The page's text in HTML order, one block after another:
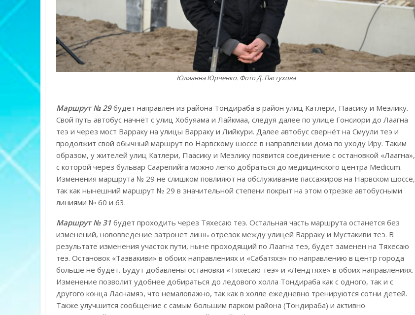
Юлианна Юрченко. Фото Д. Пастухова
Маршрут № 29будет направлен из района Тондираба в район улиц Катлери, Паасику и Меэлику.
Свой путь автобус начнёт с улиц Хобуяама и Лайкмаа, следуя далее по улице Гонсиори до Лаагна
теэ и через мост Варраку на улицы Варраку и Лийкури. Далее автобус свернёт на Смуули теэ и
продолжит свой обычный маршрут по Нарвскому шоссе в направлении дома по уходу Иру. Таким
образом, у жителей улиц Катлери, Паасику и Меэлику появится соединение с остановкой «Лаагна»,
с которой через бульвар Саарепийга можно легко добраться до медицинского центра Medicum.
Изменения маршрута № 29 не слишком повлияют на обслуживание пассажиров на Нарвском шоссе,
так как нынешний маршрут № 29 в значительной степени покрыт на этом отрезке автобусными
линиями № 60 и 63.
Маршрут № 31будет проходить через Тяхесаю теэ. Остальная часть маршрута останется без
изменений, нововведение затронет лишь отрезок между улицей Варраку и Мустакиви теэ. В
результате изменения участок пути, ныне проходящий по Лаагна теэ, будет заменен на Тяхесаю
теэ. Остановок «Таэвакиви» в обоих направлениях и «Сабатяхэ» по направлению в центр города
больше не будет. Будут добавлены остановки «Тяхесаю теэ» и «Лендтяхе» в обоих направлениях.
Изменение позволит удобнее добираться до ледового холла Тондираба как с одного, так и с
другого конца Ласнамяэ, что немаловажно, так как в холле ежедневно тренируются сотни детей.
Также улучшится сообщение с самым большим парком района (Тондираба) и активно